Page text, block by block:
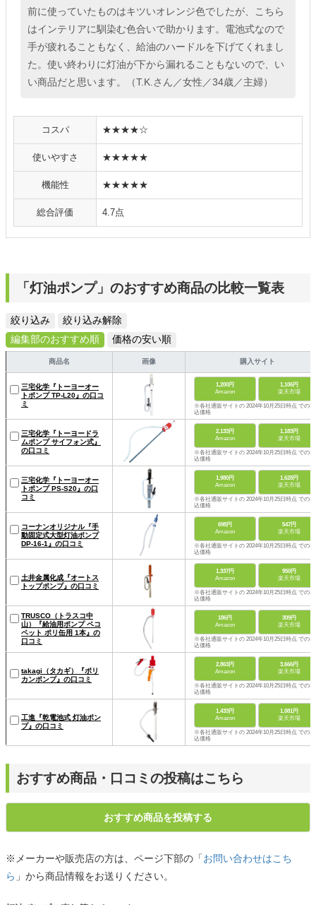
前に使っていたものはキツいオレンジ色でしたが、こちら
はインテリアに馴染む色合いで助かります。電池式なので
手が疲れることもなく、給油のハードルを下げてくれまし
た。使い終わりに灯油が下から漏れることもないので、い
い商品だと思います。（T.K.さん／女性／34歳／主婦）
コスパ ★★★★☆
使いやすさ ★★★★★
機能性 ★★★★★
総合評価 4.7点
「灯油ポンプ」のおすすめ商品の比較一覧表
絞り込み
絞り込み解除
編集部のおすすめ順
価格の安い順
商品名 画像 購入サイト
三宅化学『トーヨーオー
トポンプ TP-L20』の口コ
ミ
1,200円
Amazon
1,106円
楽天市場
※各社通販サイトの 2024年10月25日時点 での税
込価格
三宅化学『トーヨードラ
ムポンプ サイフォン式』
の口コミ
2,133円
Amazon
1,183円
楽天市場
※各社通販サイトの 2024年10月25日時点 での税
込価格
三宅化学『トーヨーオー
トポンプ PS-S20』の口
コミ
1,980円
Amazon
1,628円
楽天市場
※各社通販サイトの 2024年10月25日時点 での税
込価格
コーナンオリジナル『手
動固定式大型灯油ポンプ
DP-16-1』の口コミ
698円
Amazon
547円
楽天市場
※各社通販サイトの 2024年10月25日時点 での税
込価格
土井金属化成『オートス
トップポンプ』の口コミ
1,337円
Amazon
950円
楽天市場
※各社通販サイトの 2024年10月25日時点 での税
込価格
TRUSCO（トラスコ中
山）『給油用ポンプ ペコ
ペット ポリ缶用 1本』の
口コミ
186円
Amazon
309円
楽天市場
※各社通販サイトの 2024年10月25日時点 での税
込価格
takagi（タカギ）『ポリ
カンポンプ』の口コミ
2,863円
Amazon
3,666円
楽天市場
※各社通販サイトの 2024年10月25日時点 での税
込価格
工進『乾電池式 灯油ポン
プ』の口コミ
1,433円
Amazon
1,081円
楽天市場
※各社通販サイトの 2024年10月25日時点 での税
込価格
おすすめ商品・口コミの投稿はこちら
おすすめ商品を投稿する
※メーカーや販売店の方は、ページ下部の「お問い合わせはこち
ら 」から商品情報をお送りください。